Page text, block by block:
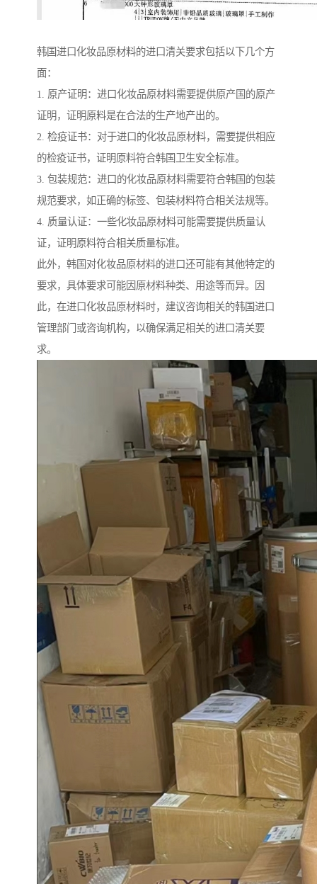
韩国进口化妆品原材料的进口清关要求包括以下几个方
面：
1. 原产证明：进口化妆品原材料需要提供原产国的原产
证明，证明原料是在合法的生产地产出的。
2. 检疫证书：对于进口的化妆品原材料，需要提供相应
的检疫证书，证明原料符合韩国卫生安全标准。
3. 包装规范：进口的化妆品原材料需要符合韩国的包装
规范要求，如正确的标签、包装材料符合相关法规等。
4. 质量认证：一些化妆品原材料可能需要提供质量认
证，证明原料符合相关质量标准。
此外，韩国对化妆品原材料的进口还可能有其他特定的
要求，具体要求可能因原材料种类、用途等而异。因
此，在进口化妆品原材料时，建议咨询相关的韩国进口
管理部门或咨询机构，以确保满足相关的进口清关要
求。